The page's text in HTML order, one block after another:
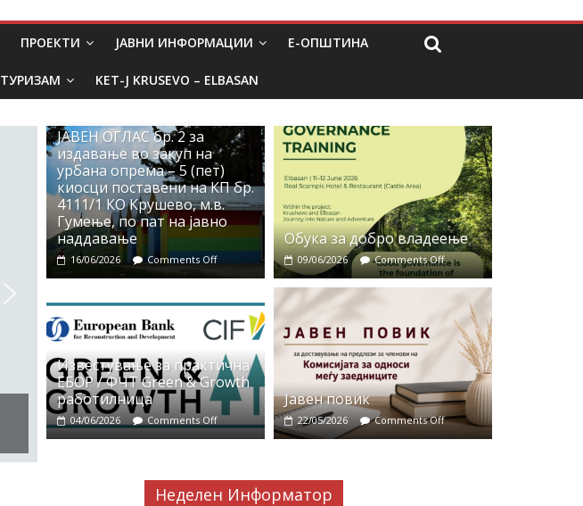
ПРОЕКТИ ЈАВНИ ИНФОРМАЦИИ Е-ОПШТИНА
ТУРИЗАМ KET-J KRUSEVO – ELBASAN
ЈАВЕН ОГЛАС бр. 2 за
издавање во закуп на
урбана опрема – 5 (пет)
киосци поставени на КП бр.
4111/1 КО Крушево, м.в.
Гумење, по пат на јавно
наддавање
16/06/2026 Comments Off
Обука за добро владеење
09/06/2026 Comments Off
Известување за практична
ЕБОР / ФЧТ Green & Growth
работилница
04/06/2026 Comments Off
Јавен повик
22/05/2026 Comments Off
Неделен Информатор